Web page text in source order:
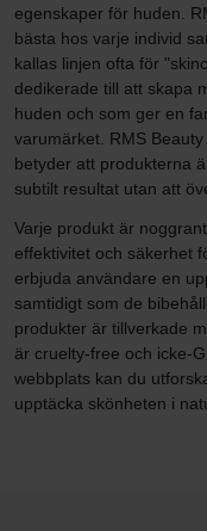
egenskaper för huden.
bästa hos varje individ
kallas linjen ofta för
dedikerade till att skapa
huden och som ger en
varumärket. RMS
betyder att produkterna
subtilt resultat utan att
Varje produkt är
effektivitet och säkerhet
erbjuda användare en
samtidigt som de
produkter är tillverkade
är cruelty-free och icke-
webbplats kan du
upptäcka skönheten i